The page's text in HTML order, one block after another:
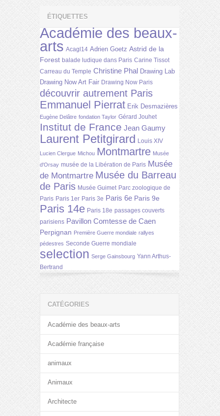
ÉTIQUETTES
Académie des beaux-
arts Acagl14 Adrien Goetz Astrid de la
Forest balade ludique dans Paris Carine Tissot
Carreau du Temple Christine Phal Drawing Lab
Drawing Now Art Fair Drawing Now Paris
découvrir autrement Paris
Emmanuel Pierrat Erik Desmazières
Eugène Delâtre fondation Taylor Gérard Jouhet
Institut de France Jean Gaumy
Laurent Petitgirard Louis XIV
Lucien Clergue Michou Montmartre Musée
d'Orsay musée de la Libération de Paris Musée
de Montmartre Musée du Barreau
de Paris Musée Guimet Parc zoologique de
Paris Paris 1er Paris 3e Paris 6e Paris 9e
Paris 14e Paris 18e passages couverts
parisiens Pavillon Comtesse de Caen
Perpignan Première Guerre mondiale rallyes
pédestres Seconde Guerre mondiale
selection Serge Gainsbourg Yann Arthus-
Bertrand
CATÉGORIES
Académie des beaux-arts
Académie française
animaux
Animaux
Architecte